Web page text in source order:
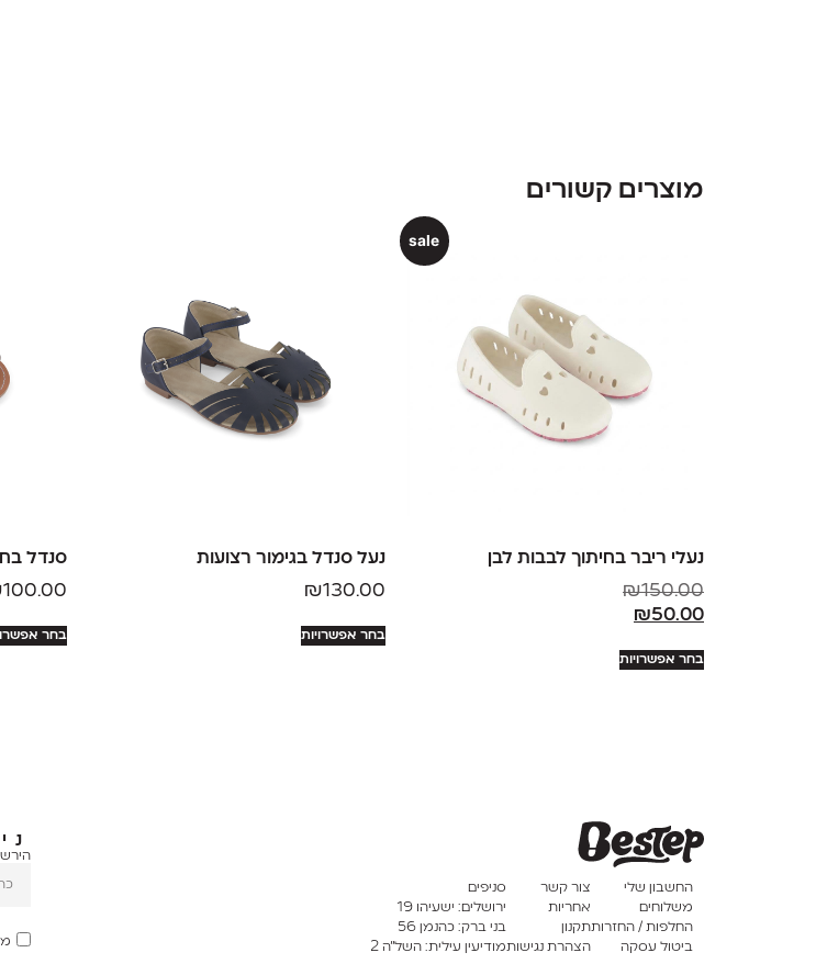
מוצרים קשורים
sale
נעלי ריבר בחיתוך לבבות לבן
₪150.00
₪50.00
בחר אפשרויות
נעל סנדל בגימור רצועות
₪ 130.00
בחר אפשרויות
סנדל
100.00
בחר
החשבון שלי
משלוחים
החלפות / החזרות
ביטול עסקה
צור קשר
אחריות
תקנון
הצהרת נגישות
סניפים
ירושלים: ישעיהו 19
בני ברק: כהנמן 56
מודיעין עילית: השל”ה 2